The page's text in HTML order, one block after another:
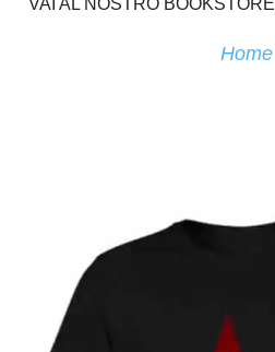
VAI AL NOSTRO BOOKSTORE
Home